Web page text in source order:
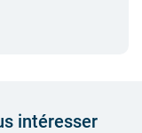
intéresser